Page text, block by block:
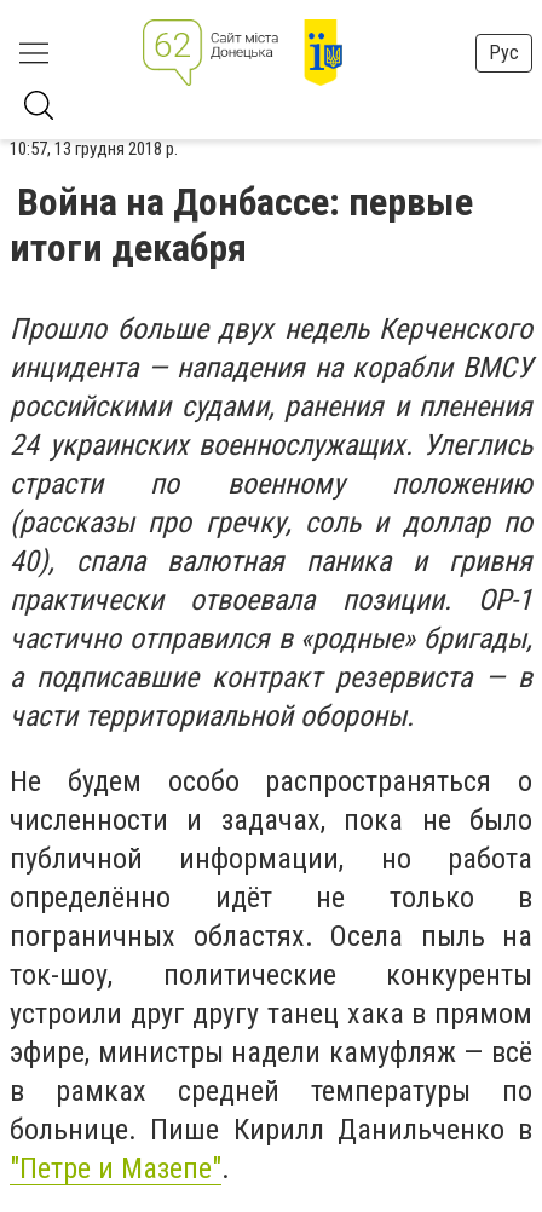
Рус
10:57, 13 грудня 2018 р.
Война на Донбассе: первые
итоги декабря
Прошло больше двух недель Керченского
инцидента — нападения на корабли ВМСУ
российскими судами, ранения и пленения
24 украинских военнослужащих. Улеглись
страсти по военному положению
(рассказы про гречку, соль и доллар по
40), спала валютная паника и гривня
практически отвоевала позиции. ОР-1
частично отправился в «родные» бригады,
а подписавшие контракт резервиста — в
части территориальной обороны.
Не будем особо распространяться о
численности и задачах, пока не было
публичной информации, но работа
определённо идёт не только в
пограничных областях. Осела пыль на
ток-шоу, политические конкуренты
устроили друг другу танец хака в прямом
эфире, министры надели камуфляж — всё
в рамках средней температуры по
больнице. Пише Кирилл Данильченко в
"Петре и Мазепе".